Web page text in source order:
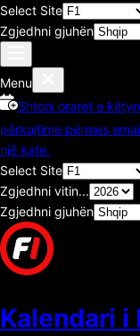
Select Site
Zgjedhni gjuhën
Menu
Shtoni oraret e
përkujtime përmes
një kafe.
Select Site
Zgjedhni vitin...
Zgjedhni gjuhën
Kalendari i